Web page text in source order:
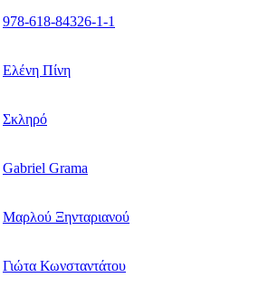
978-618-84326-1-1
Ελένη Πίνη
Σκληρό
Gabriel Grama
Μαρλού Ξηνταριανού
Γιώτα Κωνσταντάτου